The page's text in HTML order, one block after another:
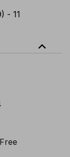
- 11
expand_less